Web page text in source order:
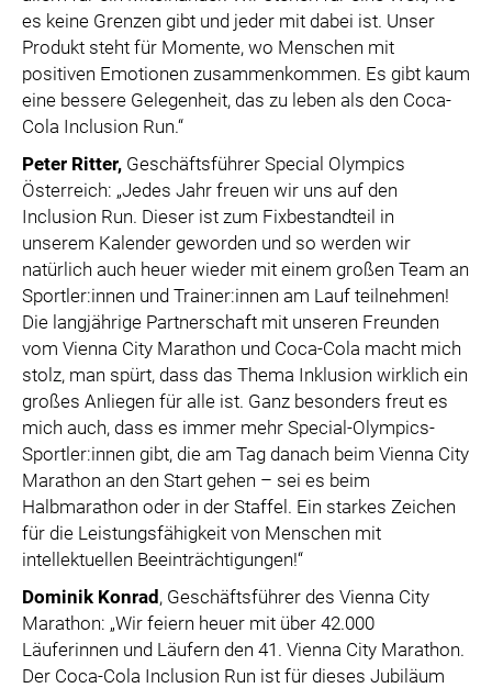
es keine Grenzen gibt und jeder mit dabei ist. Unser
Produkt steht für Momente, wo Menschen mit
positiven Emotionen zusammenkommen. Es gibt kaum
eine bessere Gelegenheit, das zu leben als den Coca-
Cola Inclusion Run.“
Peter Ritter, Geschäftsführer Special Olympics
Österreich: „Jedes Jahr freuen wir uns auf den
Inclusion Run. Dieser ist zum Fixbestandteil in
unserem Kalender geworden und so werden wir
natürlich auch heuer wieder mit einem großen Team an
Sportler:innen und Trainer:innen am Lauf teilnehmen!
Die langjährige Partnerschaft mit unseren Freunden
vom Vienna City Marathon und Coca-Cola macht mich
stolz, man spürt, dass das Thema Inklusion wirklich ein
großes Anliegen für alle ist. Ganz besonders freut es
mich auch, dass es immer mehr Special-Olympics-
Sportler:innen gibt, die am Tag danach beim Vienna City
Marathon an den Start gehen – sei es beim
Halbmarathon oder in der Staffel. Ein starkes Zeichen
für die Leistungsfähigkeit von Menschen mit
intellektuellen Beeinträchtigungen!“
Dominik Konrad, Geschäftsführer des Vienna City
Marathon: „Wir feiern heuer mit über 42.000
Läuferinnen und Läufern den 41. Vienna City Marathon.
Der Coca-Cola Inclusion Run ist für dieses Jubiläum